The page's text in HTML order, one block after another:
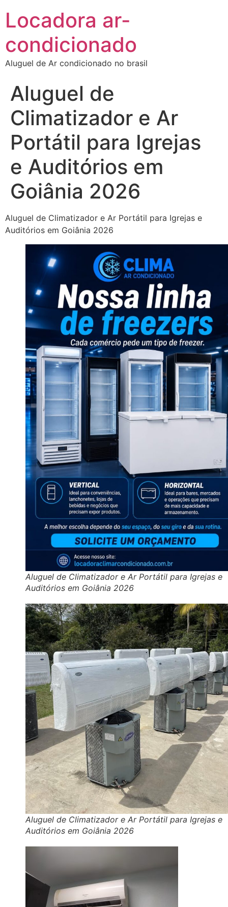
Locadora ar-
condicionado
Aluguel de Ar condicionado no brasil
Aluguel de
Climatizador e Ar
Portátil para Igrejas
e Auditórios em
Goiânia 2026
Aluguel de Climatizador e Ar Portátil para Igrejas e
Auditórios em Goiânia 2026
Aluguel de Climatizador e Ar Portátil para Igrejas e
Auditórios em Goiânia 2026
Aluguel de Climatizador e Ar Portátil para Igrejas e
Auditórios em Goiânia 2026